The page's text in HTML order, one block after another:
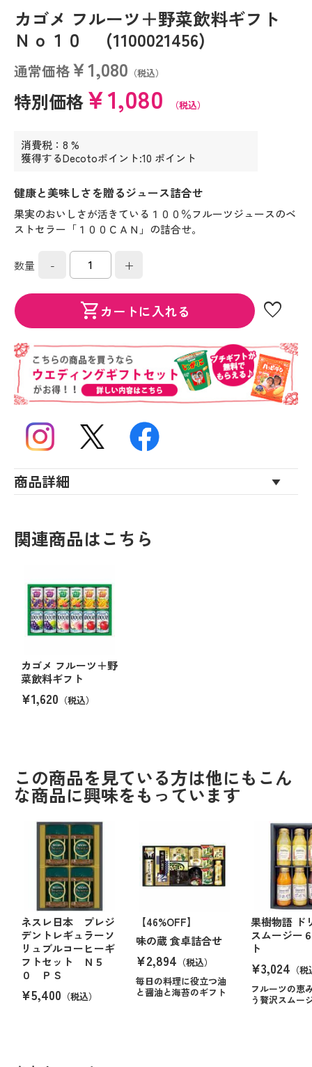
カゴメ フルーツ＋野菜飲料ギフト
Ｎｏ１０ (1100021456)
通常価格￥1,080 （税込）
特別価格￥1,080 （税込）
消費税：8 %
獲得するDecotoポイント:10 ポイント
健康と美味しさを贈るジュース詰合せ
果実のおいしさが活きている１００％フルーツジュースのベ
ストセラー「１００ＣＡＮ」の詰合せ。
数量 - +
shopping_cartカートに入れる favorite
商品詳細
関連商品はこちら
カゴメ フルーツ＋野
菜飲料ギフト
¥1,620 （税込）
この商品を見ている方は他にもこん
な商品に興味をもっています
ネスレ日本 プレジ
デントレギュラーソ
リュブルコーヒーギ
フトセット Ｎ５
０ ＰＳ
¥5,400 （税込）
【46%OFF】
味の蔵 食卓詰合せ
¥2,894 （税込）
毎日の料理に役立つ油
と醤油と海苔のギフト
果樹物語 ド
スムージー
ト
¥3,024 （
フルーツの恵
う贅沢スムー